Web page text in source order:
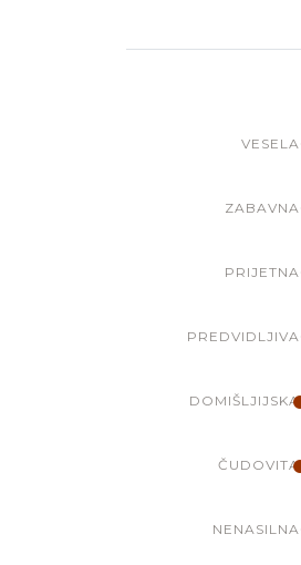
VESELA
ZABAVNA
PRIJETNA
PREDVIDLJIVA
DOMIŠLJIJSKA
ČUDOVITA
NENASILNA